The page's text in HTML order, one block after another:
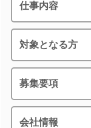
仕事内容
対象となる方
募集要項
会社情報